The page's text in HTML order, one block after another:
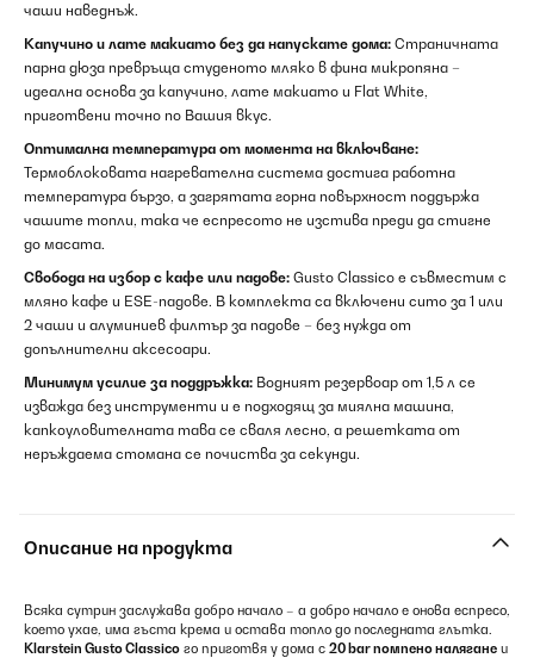
чаши наведнъж.
Капучино и лате макиато без да напускате дома: Страничната
парна дюза превръща студеното мляко в фина микропяна –
идеална основа за капучино, лате макиато и Flat White,
приготвени точно по Вашия вкус.
Оптимална температура от момента на включване:
Термоблоковата нагревателна система достига работна
температура бързо, а загрятата горна повърхност поддържа
чашите топли, така че еспресото не изстива преди да стигне
до масата.
Свобода на избор с кафе или падове: Gusto Classico е съвместим с
мляно кафе и ESE-падове. В комплекта са включени сито за 1 или
2 чаши и алуминиев филтър за падове – без нужда от
допълнителни аксесоари.
Минимум усилие за поддръжка: Водният резервоар от 1,5 л се
изважда без инструменти и е подходящ за миялна машина,
капкоуловителната тава се сваля лесно, а решетката от
неръждаема стомана се почиства за секунди.
Описание на продукта
Всяка сутрин заслужава добро начало – а добро начало е онова еспресо,
което ухае, има гъста крема и остава топло до последната глътка.
Klarstein Gusto Classico го приготвя у дома с 20 bar помпено налягане и